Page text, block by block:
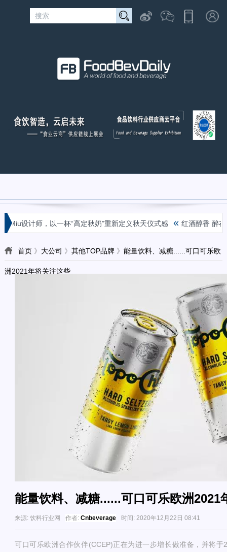
设计师，以一杯“高定秋奶”重新定义秋天仪式感 « 红酒醇香 醉在
首页》 大公司 》 其他TOP品牌》 能量饮料、减糖......可口可乐欧
洲2021年将关注这些
能量饮料、减糖......可口可乐欧洲2021
来源: 饮料行业网 作者: Cnbeverage 时间: 2020年12月22日 08:41
可口可乐欧洲合作伙伴(CCEP)正在为进一步增长做准备，并将